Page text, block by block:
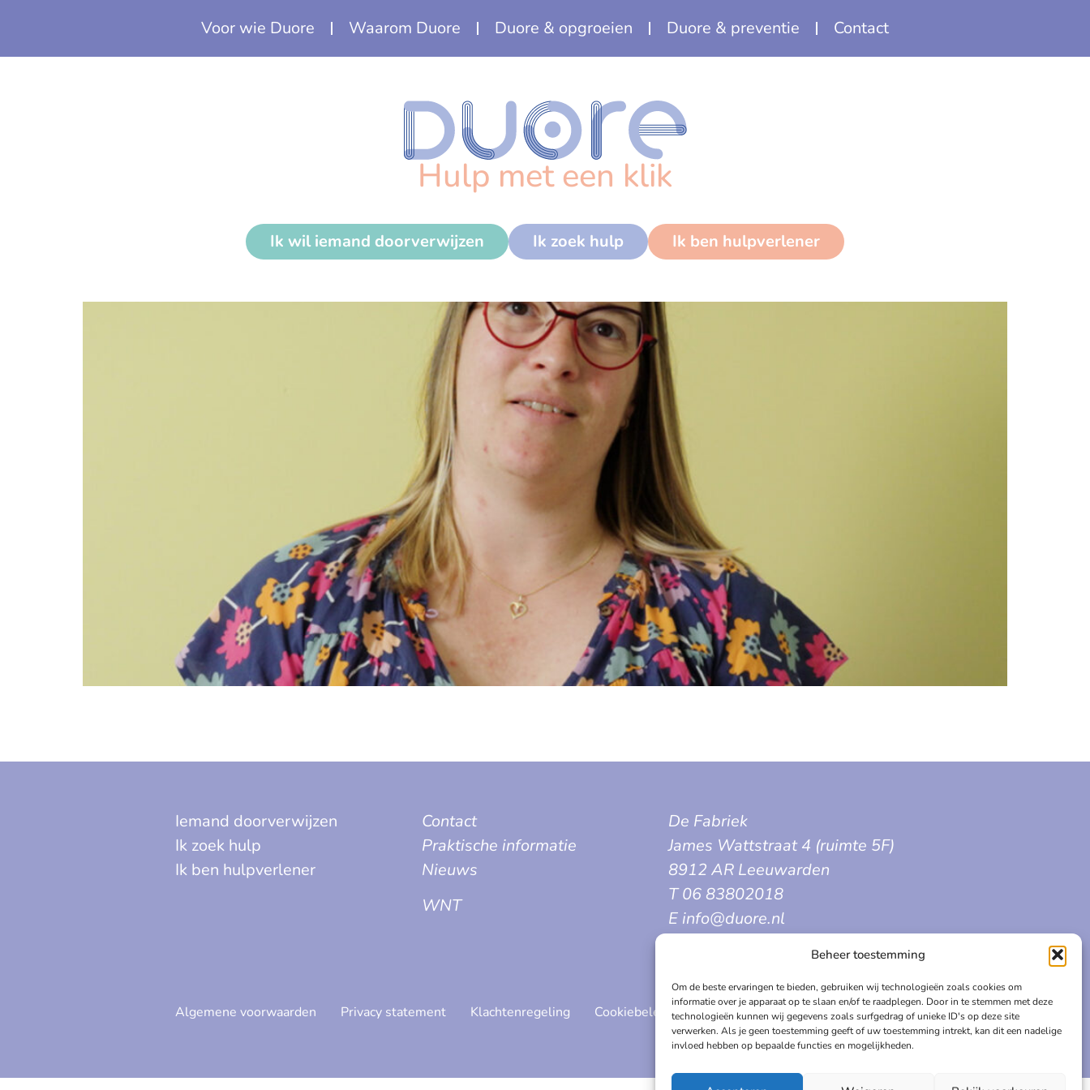
Beheer toestemming
Om de beste ervaringen te bieden, gebruiken wij technologieën zoals cookies om
informatie over je apparaat op te slaan en/of te raadplegen. Door in te stemmen met deze
technologieën kunnen wij gegevens zoals surfgedrag of unieke ID's op deze site
verwerken. Als je geen toestemming geeft of uw toestemming intrekt, kan dit een nadelige
invloed hebben op bepaalde functies en mogelijkheden.
Voor wie Duore Waarom Duore Duore & opgroeien Duore & preventie Contact
Hulp met een klik
Ik wil iemand doorverwijzen Ik zoek hulp Ik ben hulpverlener
Jantine de Graaf
Iemand doorverwijzen
Ik zoek hulp
Ik ben hulpverlener
Contact
Praktische informatie
Nieuws
WNT
De Fabriek
James Wattstraat 4 (ruimte 5F)
8912 AR Leeuwarden
T 06 83802018
E info@duore.nl
Algemene voorwaarden Privacy statement Klachtenregeling Cookiebeleid